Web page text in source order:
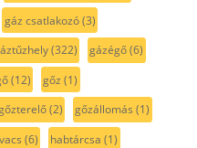
gáz csatlakozó(3)
(322) gázégő(6)
(12) gőz (1)
(2) gőzállomás (1)
(6) habtárcsa (1)